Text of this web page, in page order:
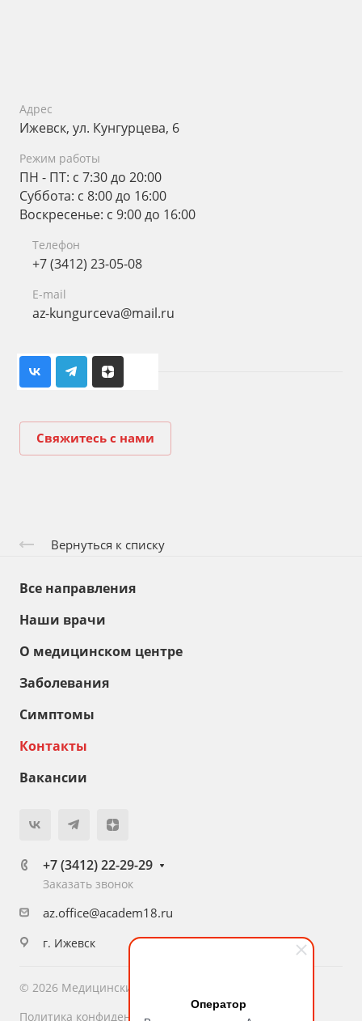
Оператор
Адрес
Ижевск, ул. Кунгурцева, 6
Режим работы
ПН - ПТ: с 7:30 до 20:00
Суббота: с 8:00 до 16:00
Воскресенье: с 9:00 до 16:00
Телефон
+7 (3412) 23-05-08
E-mail
az-kungurceva@mail.ru
Свяжитесь с нами
Вернуться к списку
Все направления
Наши врачи
О медицинском центре
Заболевания
Симптомы
Контакты
Вакансии
+7 (3412) 22-29-29
Заказать звонок
az.office@academ18.ru
г. Ижевск
© 2026 Медицинский центр «Академия Здоровья»
Политика конфиденциальности